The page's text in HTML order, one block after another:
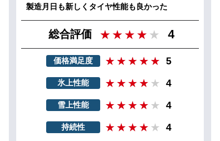
製造月日も新しくタイヤ性能も良かった
総合評価 4
価格満足度 5
氷上性能 4
雪上性能 4
持続性 4